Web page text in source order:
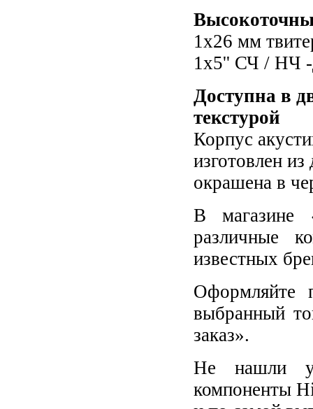
1х26 мм
1х5'' СЧ / НЧ -
Доступна в
текстурой
Корпус
изготовлен
окрашена в
В магазине
различные
известных
Оформляйте
выбранный
заказ».
Не нашли у
компоненты